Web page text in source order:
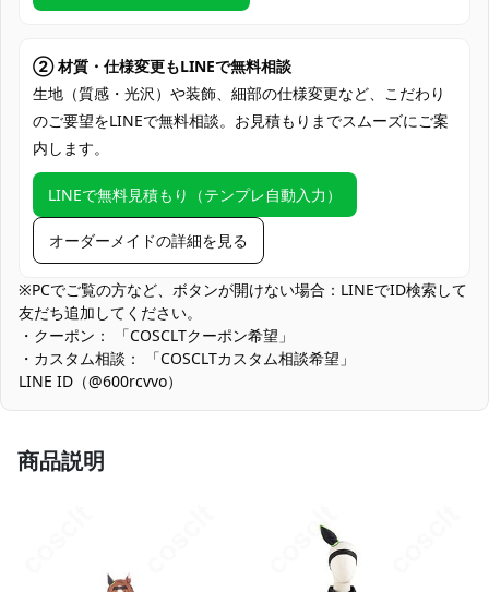
PayPal、銀行振込
使用場所
コミケ・即売会、アコスタ・コスイベ、ス
タジオ撮影会、SNS・動画配信、ハロウィ
カフェ出勤コス、ゲーム・アニメコラボイ
ベント
コスプレ対象
コスプレ愛好家、アニメや漫画、ゲームフ
ァン、出演者
収納方法
他の衣類と同じく、清潔に乾燥を保ち、鋭
い物によっての破れを避けてください。
商品状態
新品未使用
装飾密度と可動域：腕甲や太もも飾りなど造形を優先しているた
習と装着位置の微調整で快適さを確保してください。
② 材質・仕様変更もLINEで無料相談
生地（質感・光沢）や装飾、細部の仕様変更など、こだわり
のご要望をLINEで無料相談。お見積もりまでスムーズにご案
内します。
LINEで無料見積もり（テンプレ自動入力）
オーダーメイドの詳細を見る
※PCでご覧の方など、ボタンが開けない場合：LINEでID検索して
友だち追加してください。
・クーポン： 「COSCLTクーポン希望」
・カスタム相談： 「COSCLTカスタム相談希望」
LINE ID（@600rcvvo）
商品説明